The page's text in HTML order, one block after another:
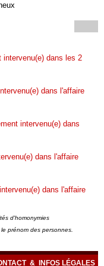
intervenu(e) dans les 2
dans l'affaire
intervenu(e) dans
dans l'affaire
dans l'affaire
d'homonymies
prénom des personnes.
& INFOS LÉGALES